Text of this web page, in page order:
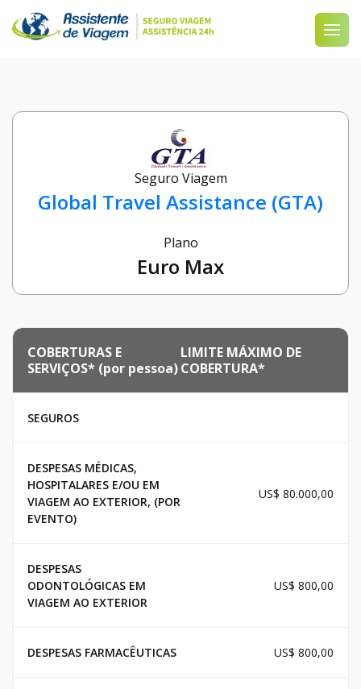
Seguro Viagem
Global Travel Assistance (GTA)
Plano
Euro Max
COBERTURAS E
SERVIÇOS* (por pessoa)
LIMITE MÁXIMO DE
COBERTURA*
SEGUROS
DESPESAS MÉDICAS,
HOSPITALARES E/OU EM
VIAGEM AO EXTERIOR, (POR
EVENTO)
US$ 80.000,00
DESPESAS
ODONTOLÓGICAS EM
VIAGEM AO EXTERIOR
US$ 800,00
DESPESAS FARMACÊUTICAS US$ 800,00